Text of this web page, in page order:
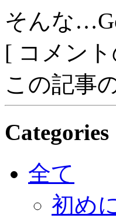
そんな
[ コメン
この記事
Categories
全て
初め